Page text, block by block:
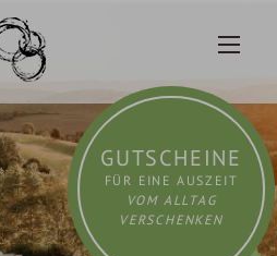
GUTSCHEINE
FÜR EINE AUSZEIT
VOM ALLTAG
VERSCHENKEN